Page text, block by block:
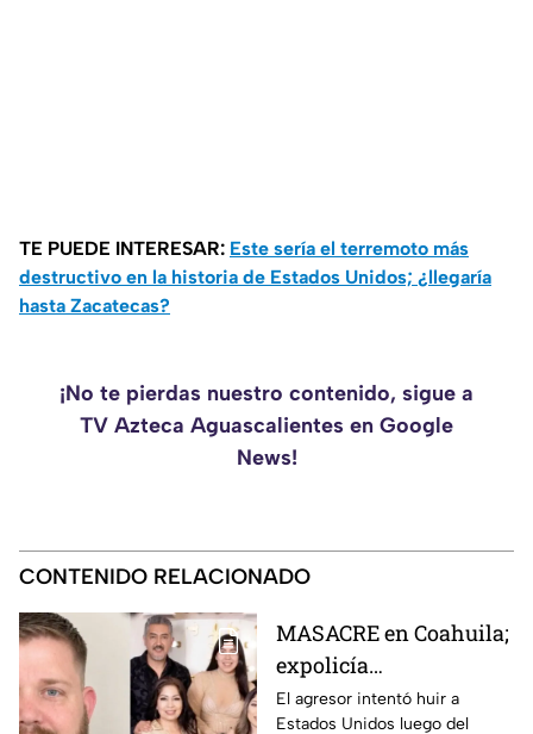
TE PUEDE INTERESAR: Este sería el terremoto más
destructivo en la historia de Estados Unidos; ¿llegaría
hasta Zacatecas?
¡No te pierdas nuestro contenido, sigue a
TV Azteca Aguascalientes en Google
News!
CONTENIDO RELACIONADO
MASACRE en Coahuila;
expolicía
estadounidense atacó a
El agresor intentó huir a
Estados Unidos luego del